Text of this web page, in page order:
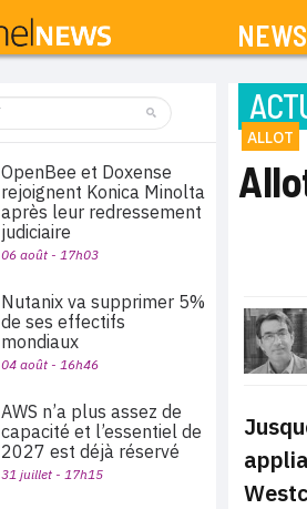
NEWS
ALLOT
OpenBee et Doxense
rejoignent Konica Minolta
après leur redressement
judiciaire
06 août - 17h03
Nutanix va supprimer 5%
de ses effectifs
mondiaux
04 août - 16h46
AWS n’a plus assez de
capacité et l’essentiel de
2027 est déjà réservé
31 juillet - 17h15